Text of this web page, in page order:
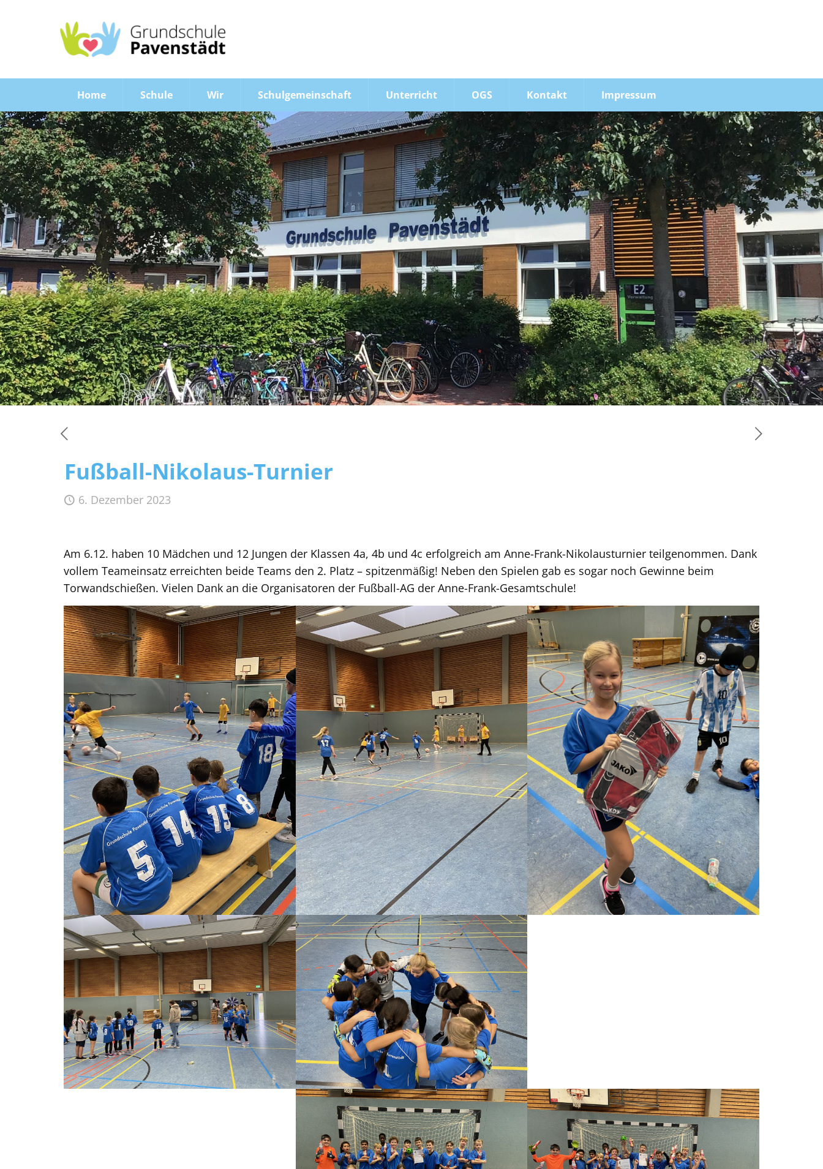
Home Schule Wir Schulgemeinschaft Unterricht OGS Kontakt Impressum
Fußball-Nikolaus-Turnier
6. Dezember 2023
Am 6.12. haben 10 Mädchen und 12 Jungen der Klassen 4a, 4b und 4c erfolgreich am Anne-Frank-Nikolausturnier teilgenommen. Dank
vollem Teameinsatz erreichten beide Teams den 2. Platz – spitzenmäßig! Neben den Spielen gab es sogar noch Gewinne beim
Torwandschießen. Vielen Dank an die Organisatoren der Fußball-AG der Anne-Frank-Gesamtschule!